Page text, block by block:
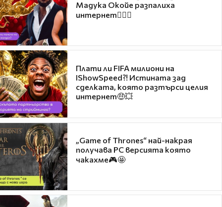
Мадука Окойе разпалиха
интернет❤️‍🔥🔥
Плати ли FIFA милиони на
IShowSpeed?! Истината зад
сделката, която разтърси целия
интернет🤑💥
„Game of Thrones“ най-накрая
получава PC версията която
чакахме🎮🤩